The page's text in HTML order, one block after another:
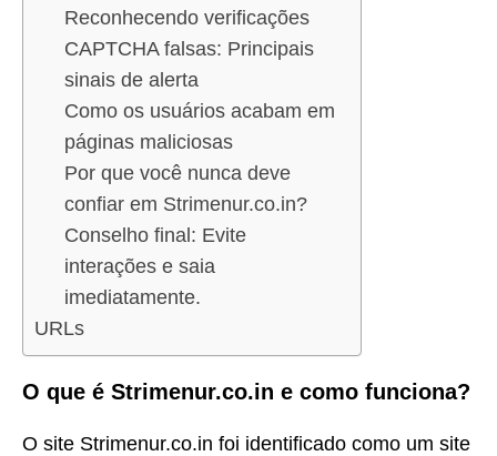
Reconhecendo verificações
CAPTCHA falsas: Principais
sinais de alerta
Como os usuários acabam em
páginas maliciosas
Por que você nunca deve
confiar em Strimenur.co.in?
Conselho final: Evite
interações e saia
imediatamente.
URLs
O que é Strimenur.co.in e como funciona?
O site Strimenur.co.in foi identificado como um site